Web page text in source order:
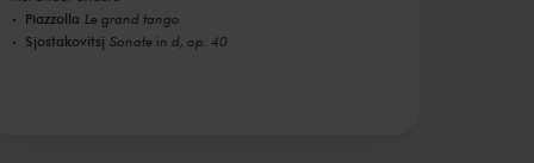
Piazzolla Le grand tango
Sjostakovitsj Sonate in d, op. 40